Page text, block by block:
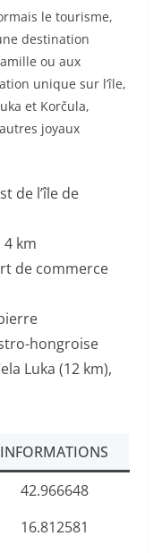
le tourisme,
destination
ou aux
unique sur l’île,
et Korčula,
joyaux
de l’île de
km
de commerce
hongroise
Luka (12 km),
INFORMATIONS
42.966648
16.812581